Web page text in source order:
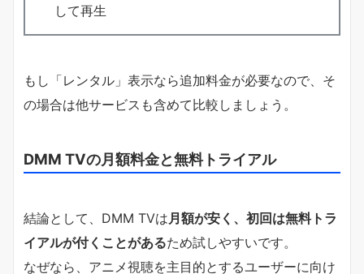
して再生
もし「レンタル」表示なら追加料金が必要なので、そ
の場合は他サービスも含めて比較しましょう。
DMM TVの月額料金と無料トライアル
結論として、DMM TVは月額が安く、初回は無料トラ
イアルが付くことがあるため試しやすいです。
なぜなら、アニメ視聴を主目的とするユーザーに向け